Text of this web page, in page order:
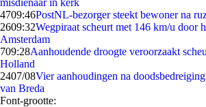
misdienaar in kerk
4709:46PostNL-bezorger steekt bewoner na
2609:32Wegpiraat scheurt met 146 km/u door
Amsterdam
709:28Aanhoudende droogte veroorzaakt
Holland
2407/08Vier aanhoudingen na
van Breda
Font-grootte: